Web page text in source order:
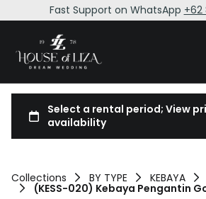
Fast Support on WhatsApp +62
Collections BY TYPE KEBAYA
(KESS-020) Kebaya Pengantin